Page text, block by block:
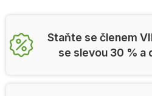
Staňte se členem
se slevou 30 % a